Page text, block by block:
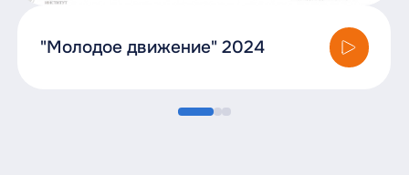
"Молодое движение" 2024